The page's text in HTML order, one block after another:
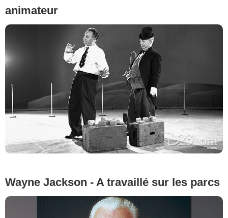
animateur
Wayne Jackson - A travaillé sur les parcs